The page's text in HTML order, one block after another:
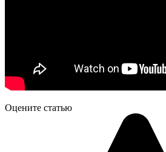
Оцените статью